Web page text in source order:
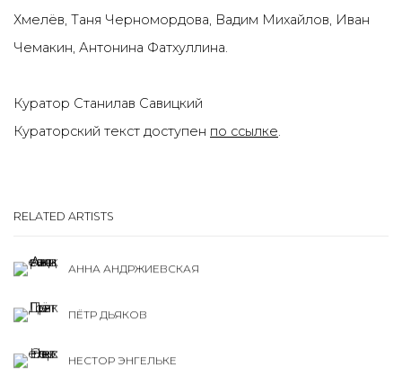
Хмелёв, Таня Черномордова, Вадим Михайлов, Иван
Чемакин, Антонина Фатхуллина.
Куратор Станилав Савицкий
Кураторский текст доступен по ссылке.
RELATED ARTISTS
АННА АНДРЖИЕВСКАЯ
ПЁТР ДЬЯКОВ
НЕСТОР ЭНГЕЛЬКЕ